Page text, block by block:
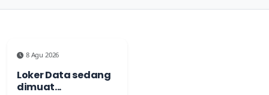
8 Agu 2026
Loker Data sedang
dimuat...